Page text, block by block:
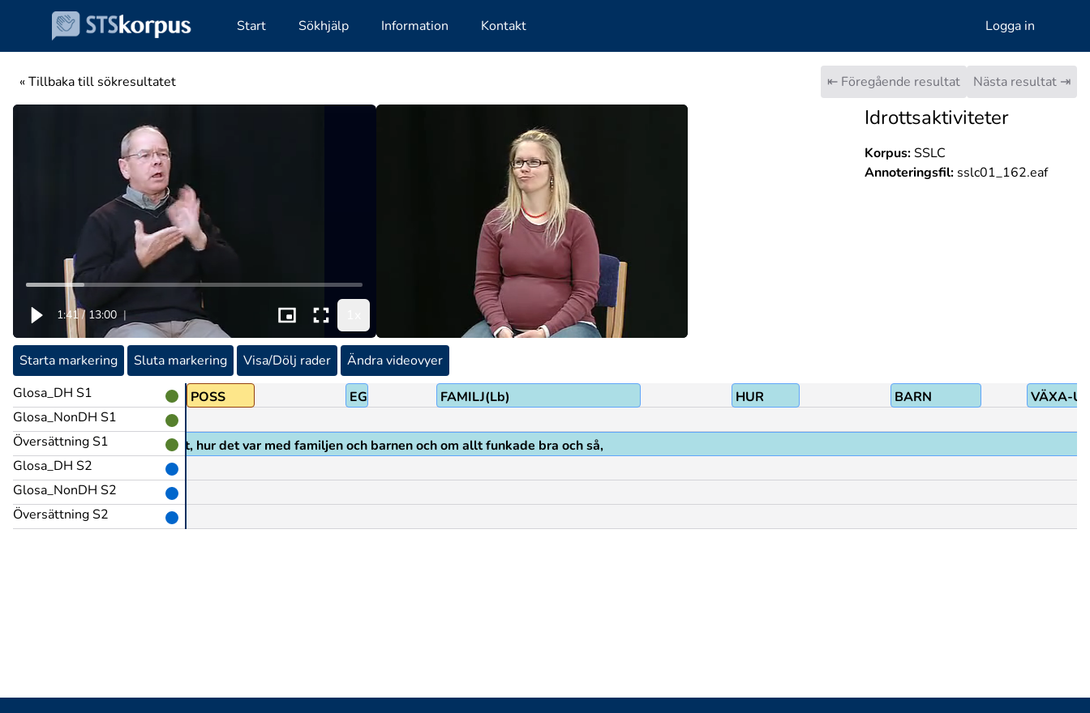
Start Sökhjälp Information Kontakt Logga in
« Tillbaka till sökresultatet ⇤ Föregående resultat Nästa resultat ⇥
1:41 / 13:00 |
Idrottsaktiviteter
Korpus:SSLC
Annoteringsfil:sslc01_162.eaf
Starta markering Sluta markering Visa/Dölj rader
Ändra videovyer
Glosa_DH S1
Glosa_NonDH S1
Översättning S1
Glosa_DH S2
Glosa_NonDH S2
Översättning S2
BERÄTTA POSS EGEN FAMILJ(Lb) HUR BARN VÄXA-
av vad som hade hänt sen sist, hur det var med familjen och barnen och om allt funkade bra och så,